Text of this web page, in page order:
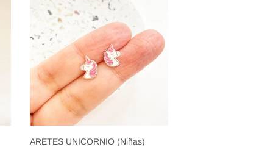
ARETES UNICORNIO (Niñas)